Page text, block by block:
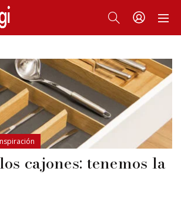
cajones: tenemos la